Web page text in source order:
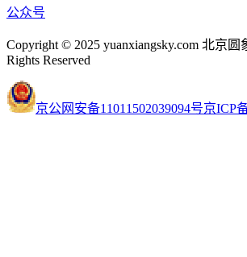
公众号
Copyright © 2025 yuanxiangsky.com 北京
Rights Reserved
京公网安备11011502039094号京ICP